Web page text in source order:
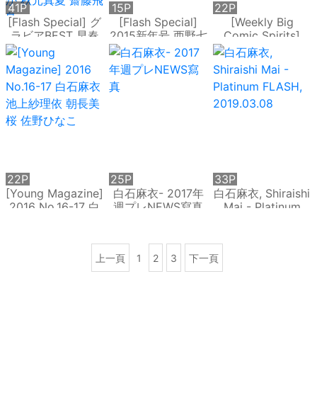
[Flash Special] グ
ラビアBEST 早春
号 2015年3月号 白
石麻衣 深川麻衣 山
本彩 西野七瀬 山田
菜々 小嶋真子 大和
田南那 森保まどか
秋元真夏 齋藤飛鳥
41P
[Flash Special]
2015新年号 西野七
瀬 白石麻衣 宮前杏
実 北川綾巴
15P
[Weekly Big
Comic Spirits]
2015 No.29-31 私
立恵比壽中學 浜崎
香帆 森咲樹 橋本
奈々未 白石麻衣
[22P]
22P
[Young Magazine]
2016 No.16-17 白
22P
白石麻衣- 2017年
週プレNEWS寫真
25P
白石麻衣, Shiraishi
Mai - Platinum
33P
上一頁 1 2 3 下一頁